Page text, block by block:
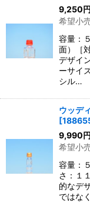
9,250円
希望小
容量：
面）［
デザイ
ーサイ
シル…
ウッデ
[
9,990円
希望小
容量：
さ：１
的なデ
ではな